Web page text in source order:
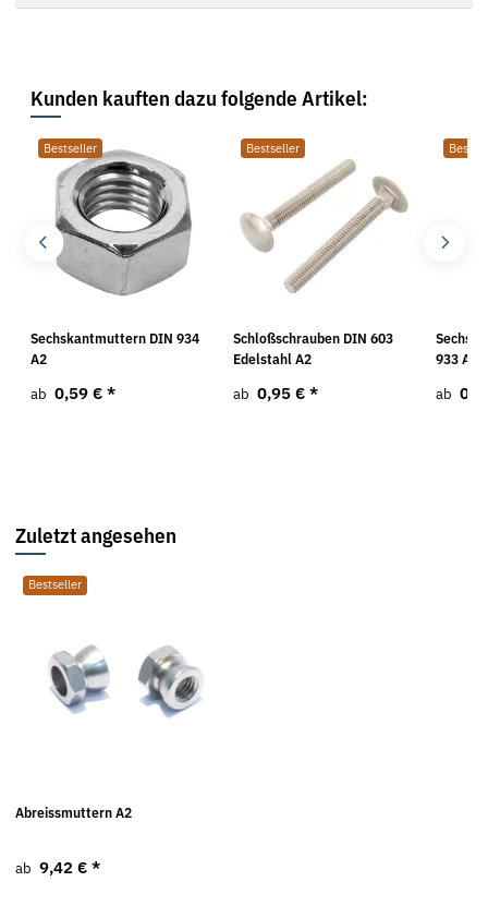
Kunden kauften dazu folgende Artikel:
Bestseller
Sechskantmuttern DIN 934
A2
ab 0,59 € *
Bestseller
Schloßschrauben DIN 603
Edelstahl A2
ab 0,95 € *
933 A2
ab
Zuletzt angesehen
Bestseller
Abreissmuttern A2
ab 9,42 € *